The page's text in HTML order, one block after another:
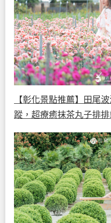
【彰化景點推薦】田尾
蹤，超療癒抹茶丸子排